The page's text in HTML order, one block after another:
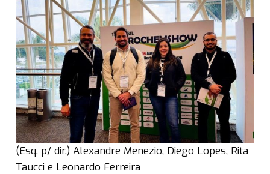
(Esq. p/ dir.) Alexandre Menezio, Diego Lopes, Rita
Taucci e Leonardo Ferreira